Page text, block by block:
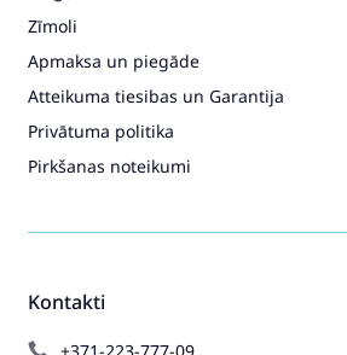
Kontakti
Zīmoli
Apmaksa un piegāde
Atteikuma tiesibas un Garantija
Privātuma politika
Pirkšanas noteikumi